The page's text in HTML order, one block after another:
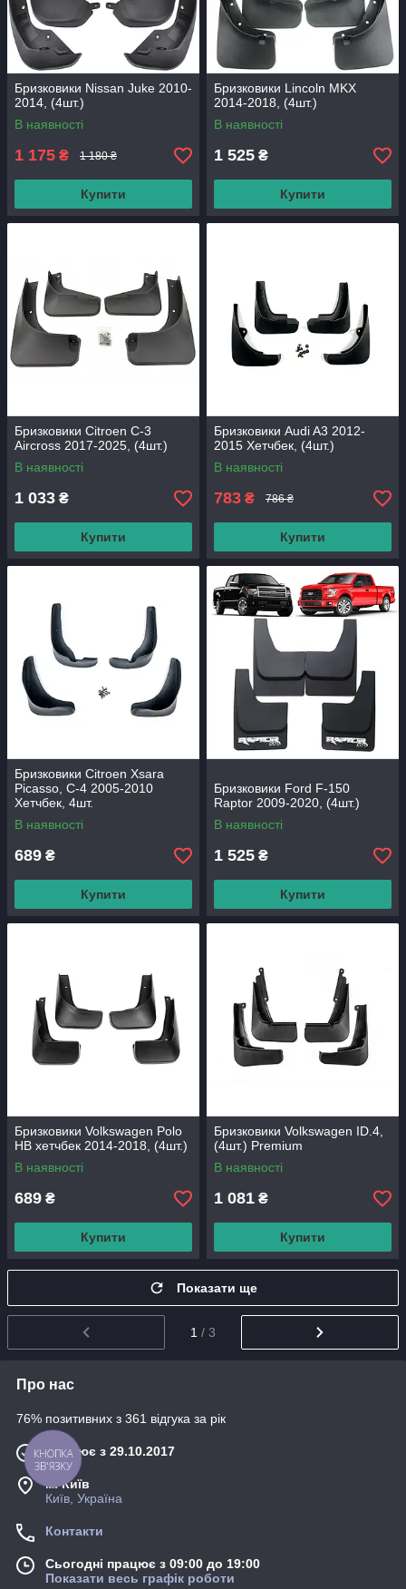
Бризковики Nissan Juke 2010-
2014, (4шт.)
В наявності
1 175 ₴ 1 180 ₴
Купити
Бризковики Lincoln MKX
2014-2018, (4шт.)
В наявності
1 525 ₴
Купити
Бризковики Citroen C-3
Aircross 2017-2025, (4шт.)
В наявності
1 033 ₴
Купити
Бризковики Audi A3 2012-
2015 Хетчбек, (4шт.)
В наявності
783 ₴ 786 ₴
Купити
Бризковики Citroen Xsara
Picasso, C-4 2005-2010
Хетчбек, 4шт.
В наявності
689 ₴
Купити
Бризковики Ford F-150
Raptor 2009-2020, (4шт.)
В наявності
1 525 ₴
Купити
Бризковики Volkswagen Polo
HB хетчбек 2014-2018, (4шт.)
В наявності
689 ₴
Купити
Бризковики Volkswagen ID.4,
(4шт.) Premium
В наявності
1 081 ₴
Купити
Показати ще
1 / 3
Про нас
76% позитивних з 361 відгука за рік
Працює з 29.10.2017
м. Київ
Київ, Україна
Контакти
Сьогодні працює з 09:00 до 19:00
Показати весь графік роботи
КНОПКА
ЗВ'ЯЗКУ